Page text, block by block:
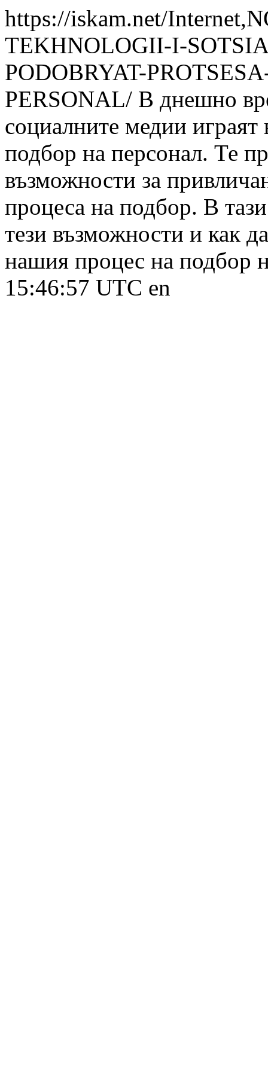
https://iskam.net/
TEKHNOLOGII-I-
PODOBRYAT-
PERSONAL/ В днешно
социалните медии
подбор на персонал. Те
възможности за
процеса на подбор. В
тези възможности и как
нашия процес на подбор
15:46:57 UTC en